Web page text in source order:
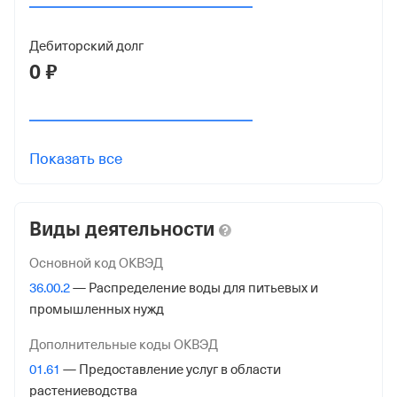
КОМИТЕТ МЕСТНОГО САМОУПРАВЛЕНИЯ
СЕЛЬСКОГО ПОСЕЛЕНИЯ ИСИКЕЕВСКИЙ СЕЛЬСОВЕТ
РАЙОН ПЕНЗЕНСКОЙ ОБЛАСТИ
Краткое название
МЕЖМУНИЦИПАЛЬНОЕ ООО "КОММУНСЕРВИС"
Октябрьское, Хантемировский пер, д 1А
Дебиторский долг
0 ₽
Показать все
Виды деятельности
Основной код ОКВЭД
36.00.2— Распределение воды для питьевых и
промышленных нужд
Дополнительные коды ОКВЭД
01.61 — Предоставление услуг в области
растениеводства